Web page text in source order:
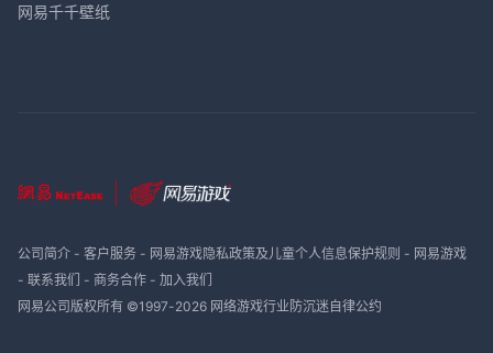
网易千千壁纸
公司简介- 客户服务- 网易游戏隐私政策及儿童个人信息保护规则 - 网易游戏
- 联系我们 - 商务合作- 加入我们
网易公司版权所有 ©1997-2026 网络游戏行业防沉迷自律公约